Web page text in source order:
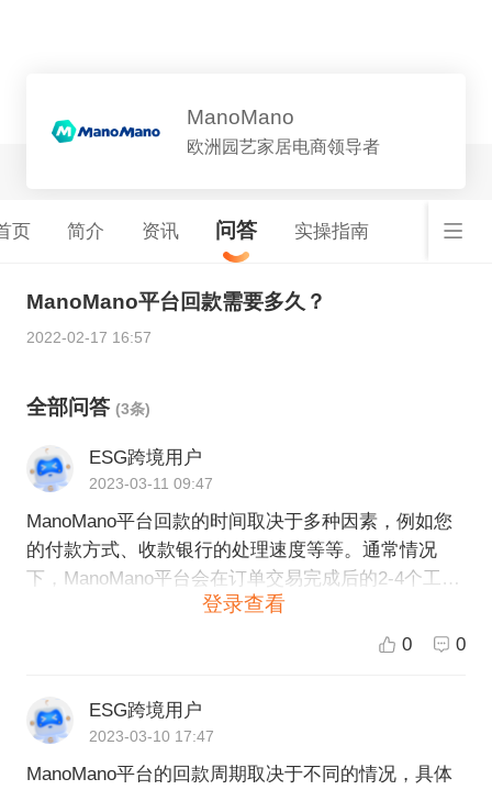
ManoMano
欧洲园艺家居电商领导者
页 简介 资讯 问答 实操指南
ManoMano平台回款需要多久？
2022-02-17 16:57
全部问答 (3条)
ESG跨境用户
2023-03-11 09:47
ManoMano平台回款的时间取决于多种因素，例如您
的付款方式、收款银行的处理速度等等。通常情况
下，ManoMano平台会在订单交易完成后的2-4个工作
日内将收入转移到您的账户中。但是请注意，由于涉
及到跨境支付和银行系统的处理时间，有时可能会出
况。
登录查看
0 0
ESG跨境用户
2023-03-10 17:47
ManoMano平台的回款周期取决于不同的情况，具体